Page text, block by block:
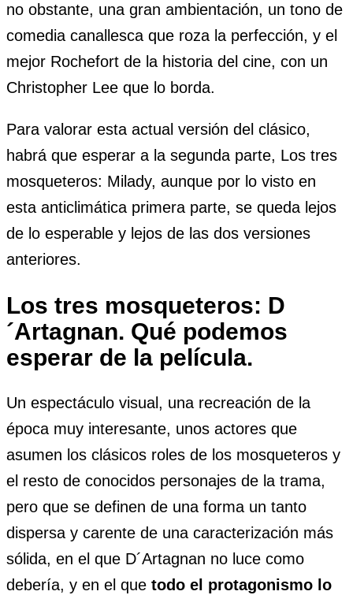
no obstante, una gran ambientación, un tono de
comedia canallesca que roza la perfección, y el
mejor Rochefort de la historia del cine, con un
Christopher Lee que lo borda.
Para valorar esta actual versión del clásico,
habrá que esperar a la segunda parte, Los tres
mosqueteros: Milady, aunque por lo visto en
esta anticlimática primera parte, se queda lejos
de lo esperable y lejos de las dos versiones
anteriores.
Los tres mosqueteros: D
´Artagnan. Qué podemos
esperar de la película.
Un espectáculo visual, una recreación de la
época muy interesante, unos actores que
asumen los clásicos roles de los mosqueteros y
el resto de conocidos personajes de la trama,
pero que se definen de una forma un tanto
dispersa y carente de una caracterización más
sólida, en el que D´Artagnan no luce como
debería, y en el que todo el protagonismo lo